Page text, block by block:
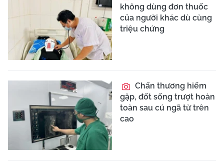
không dùng đơn thuốc
của người khác dù cùng
triệu chứng
Chấn thương hiếm
gặp, đốt sống trượt hoàn
toàn sau cú ngã từ trên
cao